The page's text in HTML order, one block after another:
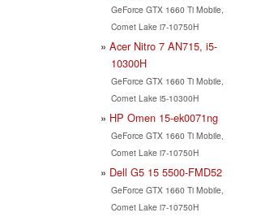
GeForce GTX 1660 Ti Mobile,
Comet Lake i7-10750H
Acer Nitro 7 AN715, i5-
10300H
GeForce GTX 1660 Ti Mobile,
Comet Lake i5-10300H
HP Omen 15-ek0071ng
GeForce GTX 1660 Ti Mobile,
Comet Lake i7-10750H
Dell G5 15 5500-FMD52
GeForce GTX 1660 Ti Mobile,
Comet Lake i7-10750H